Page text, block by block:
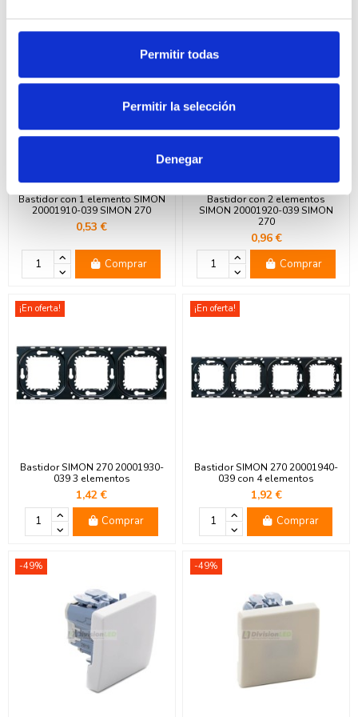
Permitir todas
Permitir la selección
Denegar
Bastidor con 1 elemento SIMON
20001910-039 SIMON 270
0,53 €
Comprar
Bastidor con 2 elementos
SIMON 20001920-039 SIMON
270
0,96 €
Comprar
¡En oferta!
Bastidor SIMON 270 20001930-
039 3 elementos
1,42 €
Comprar
¡En oferta!
Bastidor SIMON 270 20001940-
039 con 4 elementos
1,92 €
Comprar
-49% -49%